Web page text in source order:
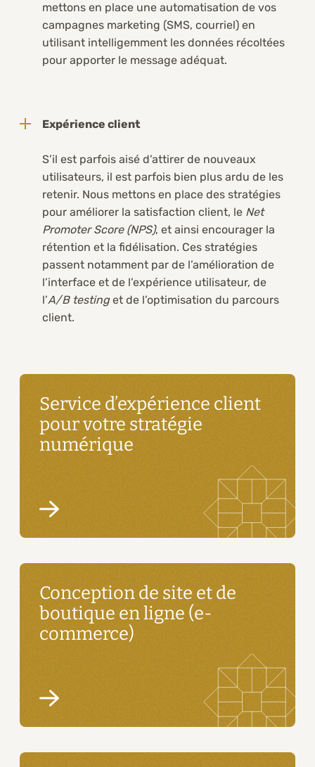
mettons en place une automatisation de vos
campagnes marketing (SMS, courriel) en
utilisant intelligemment les données récoltées
pour apporter le message adéquat.
Expérience client
S’il est parfois aisé d’attirer de nouveaux
utilisateurs, il est parfois bien plus ardu de les
retenir. Nous mettons en place des stratégies
pour améliorer la satisfaction client, le Net
Promoter Score (NPS), et ainsi encourager la
rétention et la fidélisation. Ces stratégies
passent notamment par de l’amélioration de
l’interface et de l’expérience utilisateur, de
l’A/B testinget de l’optimisation du parcours
client.
Service d’expérience client
pour votre stratégie
numérique
Conception de site et de
boutique en ligne (e-
commerce)